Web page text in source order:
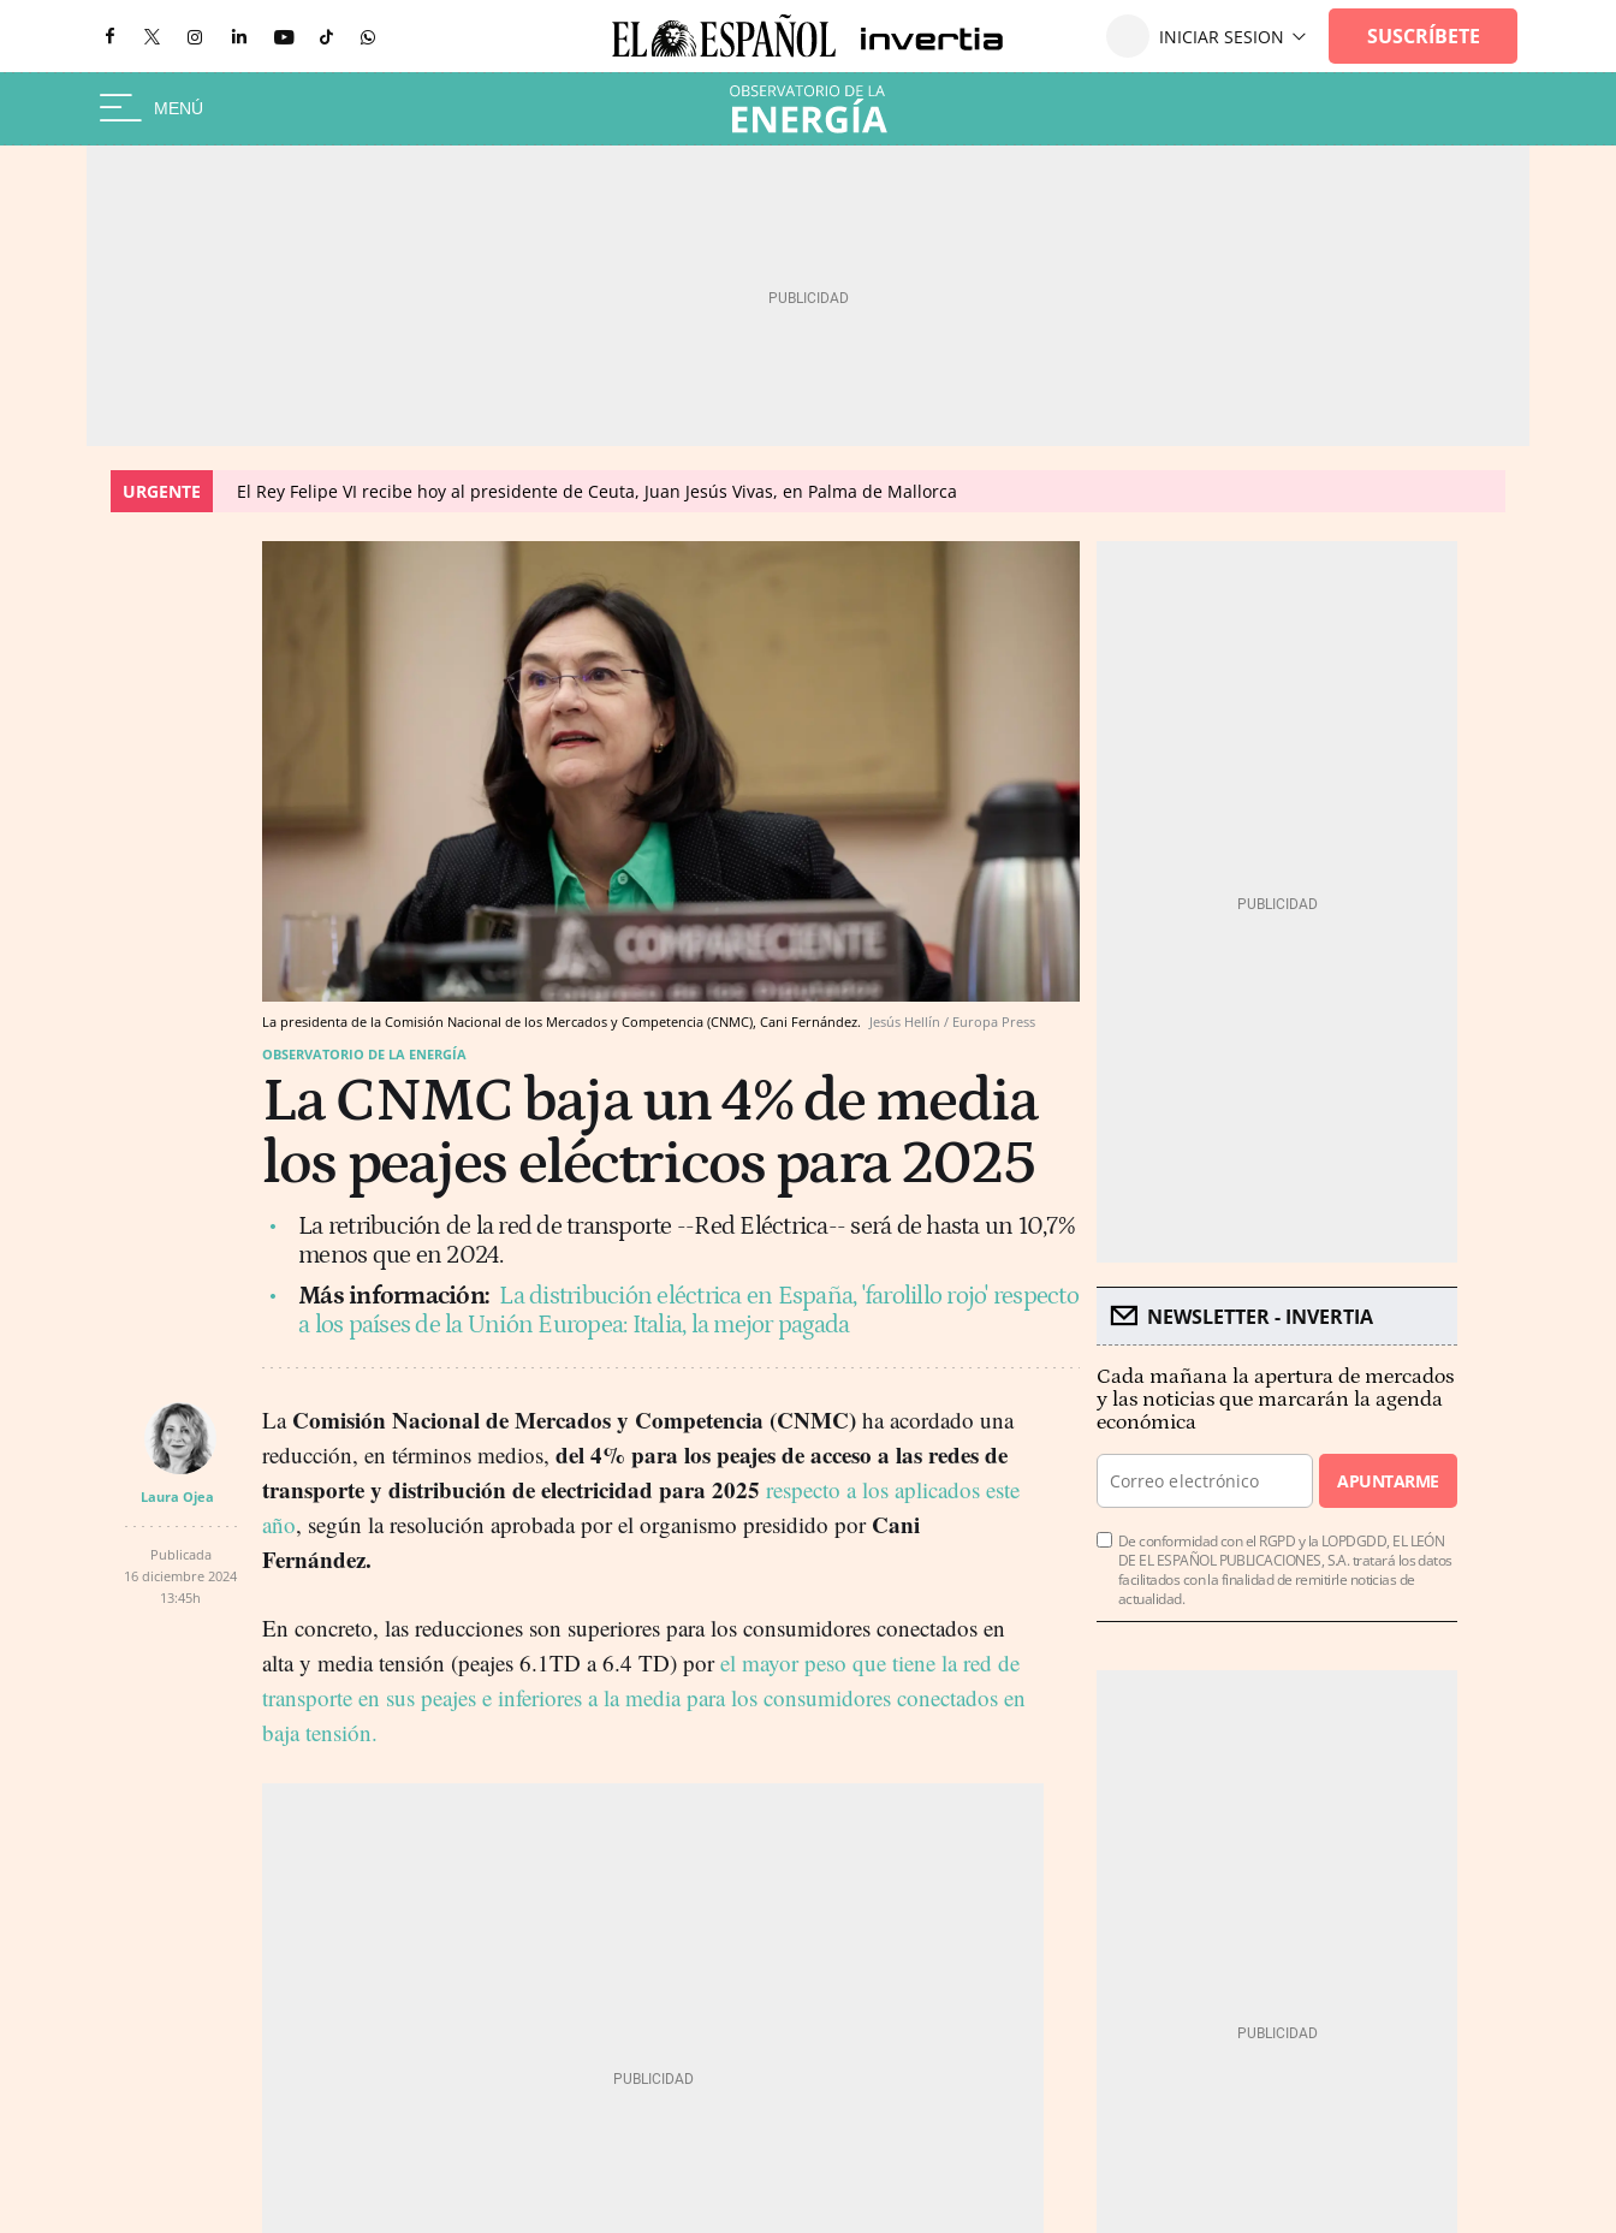
URGENTE El Rey Felipe VI recibe hoy al presidente de Ceuta, Juan Jesús Vivas, en Palma de Mallorca
La presidenta de la Comisión Nacional de los Mercados y Competencia (CNMC), Cani Fernández. Jesús Hellín / Europa Press
OBSERVATORIO DE LA ENERGÍA
La CNMC baja un 4% de media
los peajes eléctricos para 2025
La retribución de la red de transporte --Red Eléctrica-- será de hasta un 10,7%
menos que en 2024.
Más información: La distribución eléctrica en España, 'farolillo rojo' respecto
a los países de la Unión Europea: Italia, la mejor pagada
Laura Ojea
Publicada
16 diciembre 2024
13:45h
La Comisión Nacional de Mercados y Competencia (CNMC) ha acordado una
reducción, en términos medios, del 4% para los peajes de acceso a las redes de
transporte y distribución de electricidad para 2025 respecto a los aplicados este
año, según la resolución aprobada por el organismo presidido por Cani
Fernández.
En concreto, las reducciones son superiores para los consumidores conectados en
alta y media tensión (peajes 6.1TD a 6.4 TD) porel mayor peso que tiene la red de
transporte en sus peajes e inferiores a la media para los consumidores conectados en
baja tensión.
NEWSLETTER - INVERTIA
Cada mañana la apertura de mercados
y las noticias que marcarán la agenda
económica
APUNTARME
De conformidad con el RGPD y la LOPDGDD, EL LEÓN
DE EL ESPAÑOL PUBLICACIONES, S.A. tratará los datos
facilitados con la finalidad de remitirle noticias de
actualidad.